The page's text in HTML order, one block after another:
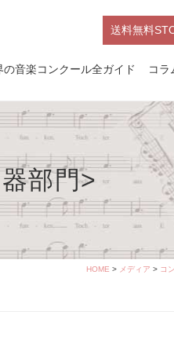
送料無料
の音楽コンクール全ガイド コラ
部門>
HOME > メディア > コ